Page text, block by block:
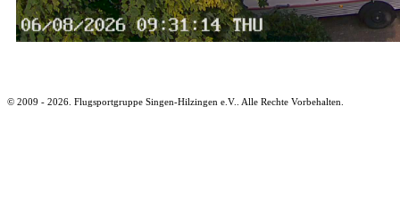
© 2009 - 2026. Flugsportgruppe Singen-Hilzingen e.V.. Alle Rechte Vorbehalten.